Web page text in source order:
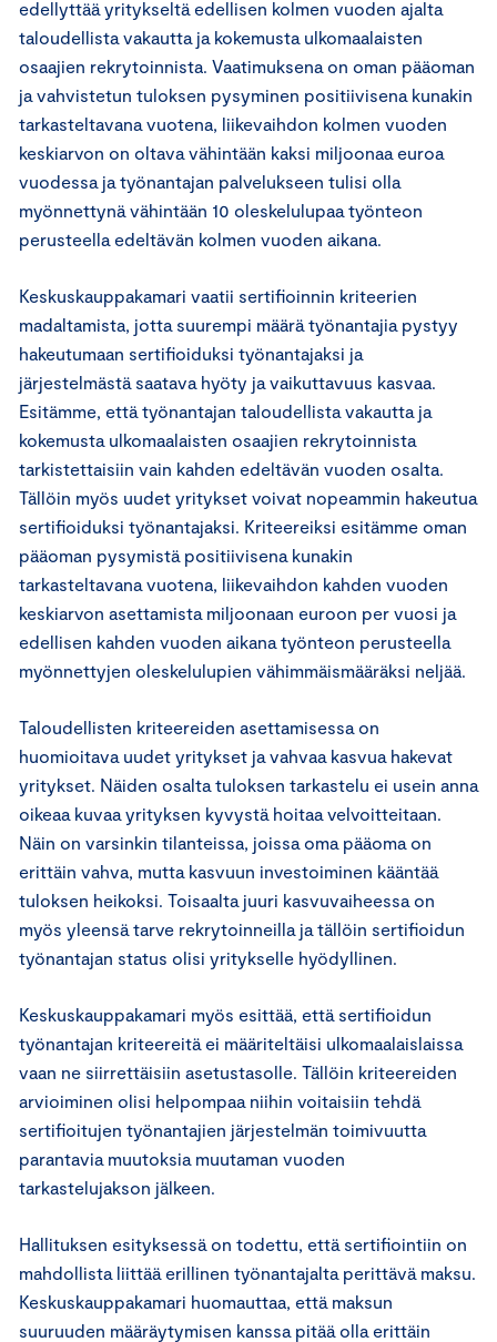
edellyttää yritykseltä edellisen kolmen vuoden ajalta
taloudellista vakautta ja kokemusta ulkomaalaisten
osaajien rekrytoinnista. Vaatimuksena on oman pääoman
ja vahvistetun tuloksen pysyminen positiivisena kunakin
tarkasteltavana vuotena, liikevaihdon kolmen vuoden
keskiarvon on oltava vähintään kaksi miljoonaa euroa
vuodessa ja työnantajan palvelukseen tulisi olla
myönnettynä vähintään 10 oleskelulupaa työnteon
perusteella edeltävän kolmen vuoden aikana.
Keskuskauppakamari vaatii sertifioinnin kriteerien
madaltamista, jotta suurempi määrä työnantajia pystyy
hakeutumaan sertifioiduksi työnantajaksi ja
järjestelmästä saatava hyöty ja vaikuttavuus kasvaa.
Esitämme, että työnantajan taloudellista vakautta ja
kokemusta ulkomaalaisten osaajien rekrytoinnista
tarkistettaisiin vain kahden edeltävän vuoden osalta.
Tällöin myös uudet yritykset voivat nopeammin hakeutua
sertifioiduksi työnantajaksi. Kriteereiksi esitämme oman
pääoman pysymistä positiivisena kunakin
tarkasteltavana vuotena, liikevaihdon kahden vuoden
keskiarvon asettamista miljoonaan euroon per vuosi ja
edellisen kahden vuoden aikana työnteon perusteella
myönnettyjen oleskelulupien vähimmäismääräksi neljää.
Taloudellisten kriteereiden asettamisessa on
huomioitava uudet yritykset ja vahvaa kasvua hakevat
yritykset. Näiden osalta tuloksen tarkastelu ei usein anna
oikeaa kuvaa yrityksen kyvystä hoitaa velvoitteitaan.
Näin on varsinkin tilanteissa, joissa oma pääoma on
erittäin vahva, mutta kasvuun investoiminen kääntää
tuloksen heikoksi. Toisaalta juuri kasvuvaiheessa on
myös yleensä tarve rekrytoinneilla ja tällöin sertifioidun
työnantajan status olisi yritykselle hyödyllinen.
Keskuskauppakamari myös esittää, että sertifioidun
työnantajan kriteereitä ei määriteltäisi ulkomaalaislaissa
vaan ne siirrettäisiin asetustasolle. Tällöin kriteereiden
arvioiminen olisi helpompaa niihin voitaisiin tehdä
sertifioitujen työnantajien järjestelmän toimivuutta
parantavia muutoksia muutaman vuoden
tarkastelujakson jälkeen.
Hallituksen esityksessä on todettu, että sertifiointiin on
mahdollista liittää erillinen työnantajalta perittävä maksu.
Keskuskauppakamari huomauttaa, että maksun
suuruuden määräytymisen kanssa pitää olla erittäin